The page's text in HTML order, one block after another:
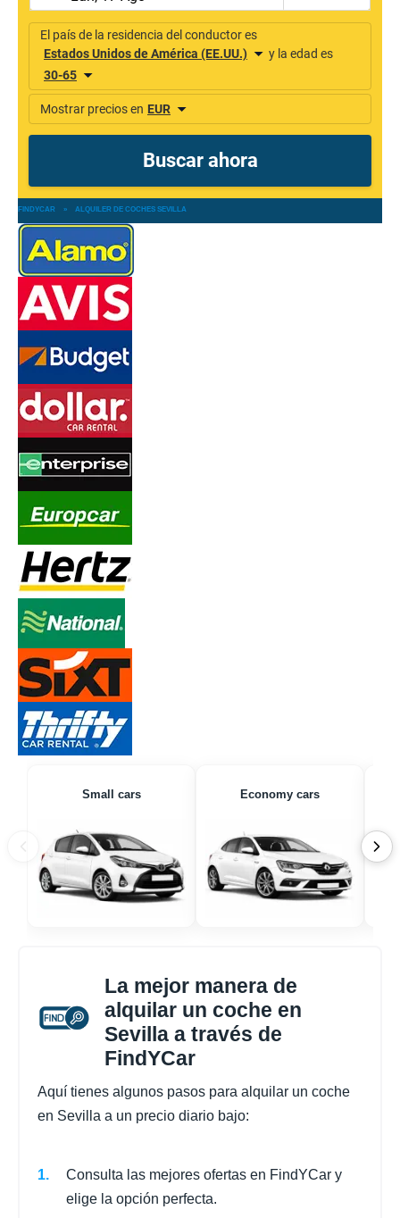
FINDYCAR » ALQUILER DE COCHES SEVILLA
Small cars Economy cars
La mejor manera de
alquilar un coche en
Sevilla a través de
FindYCar
Aquí tienes algunos pasos para alquilar un coche
en Sevilla a un precio diario bajo:
Consulta las mejores ofertas en FindYCar y
elige la opción perfecta.